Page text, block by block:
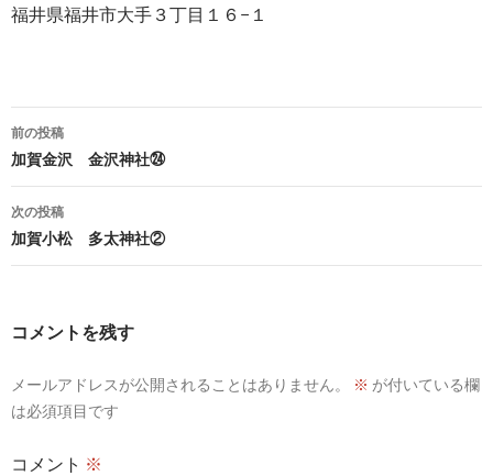
福井県福井市大手３丁目１６−１
投
稿
ナ
ビ
ゲ
ョ
前の投稿
加賀金沢 金沢神社㉔
次の投稿
加賀小松 多太神社②
コメントを残す
メールアドレスが公開されることはありません。 ※ が付いている欄
は必須項目です
コメント ※